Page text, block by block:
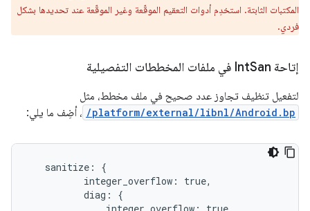
المكتبات الثابتة. استخدِم أدوات التعقيم الموقّعة وغير الموقّعة عند تحديدها بشكل
فردي.
إتاحة Int San في ملفات المخططات التفصيلية
لتفعيل تنظيف تجاوز عدد صحيح في ملف مخطط، مثل
/platform/external/libnl/Android.bp ، أضِف ما يلي:
   sanitize: {
          integer_overflow: true,
          diag: {